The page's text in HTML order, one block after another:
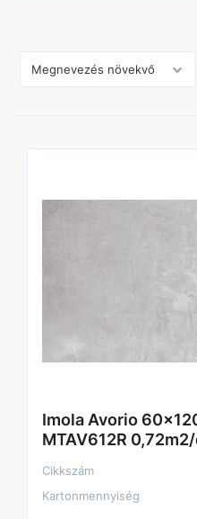
Imola Avorio
MTAV612R
Cikkszám
Kartonmennyiség